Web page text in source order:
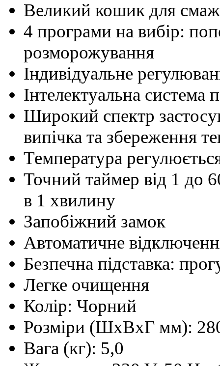
Великий кошик для
4 програми на вибір:
розморожування
Індивідуальне
Інтелектуальна система
Широкий спектр
випічка та збереження
Температура
Точний таймер від 1 до
в 1 хвилину
Запобіжний замок
Автоматичне
Безпечна підставка:
Легке очищення
Колір: Чорний
Розміри (ШхВхГ мм):
Вага (кг): 5,0